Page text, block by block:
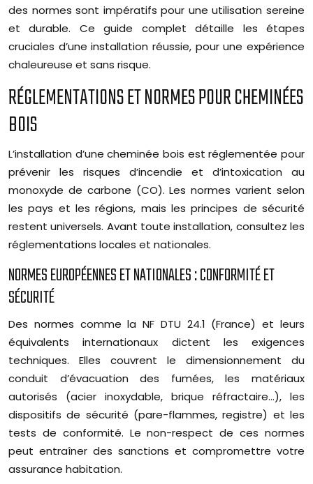
des normes sont impératifs pour une utilisation sereine
et durable. Ce guide complet détaille les étapes
cruciales d’une installation réussie, pour une expérience
chaleureuse et sans risque.
RÉGLEMENTATIONS ET NORMES POUR CHEMINÉES
BOIS
L’installation d’une cheminée bois est réglementée pour
prévenir les risques d’incendie et d’intoxication au
monoxyde de carbone (CO). Les normes varient selon
les pays et les régions, mais les principes de sécurité
restent universels. Avant toute installation, consultez les
réglementations locales et nationales.
NORMES EUROPÉENNES ET NATIONALES : CONFORMITÉ ET
SÉCURITÉ
Des normes comme la NF DTU 24.1 (France) et leurs
équivalents internationaux dictent les exigences
techniques. Elles couvrent le dimensionnement du
conduit d’évacuation des fumées, les matériaux
autorisés (acier inoxydable, brique réfractaire…), les
dispositifs de sécurité (pare-flammes, registre) et les
tests de conformité. Le non-respect de ces normes
peut entraîner des sanctions et compromettre votre
assurance habitation.